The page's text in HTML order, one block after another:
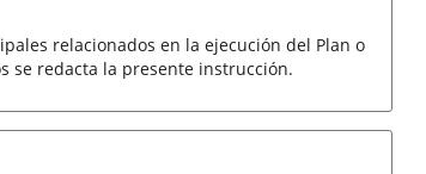
relacionados en la ejecución del Plan o
se redacta la presente instrucción.